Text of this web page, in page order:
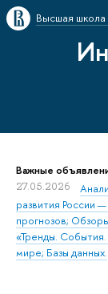
Высшая школа
Важные
27.05.2026
развития России
прогнозов;
«Тренды.
мире; Базы данных.